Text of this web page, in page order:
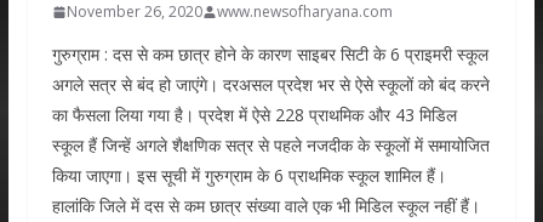
November 26, 2020 www.newsofharyana.com
गुरुग्राम : दस से कम छात्र होने के कारण साइबर सिटी के 6 प्राइमरी स्कूल
अगले सत्र से बंद हो जाएंगे। दरअसल प्रदेश भर से ऐसे स्कूलों को बंद करने
का फैसला लिया गया है। प्रदेश में ऐसे 228 प्राथमिक और 43 मिडिल
स्कूल हैं जिन्हें अगले शैक्षणिक सत्र से पहले नजदीक के स्कूलों में समायोजित
किया जाएगा। इस सूची में गुरुग्राम के 6 प्राथमिक स्कूल शामिल हैं।
हालांकि जिले में दस से कम छात्र संख्या वाले एक भी मिडिल स्कूल नहीं हैं।